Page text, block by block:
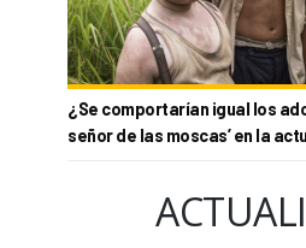
¿Se comportarían igual los
señor de las moscas’ en la